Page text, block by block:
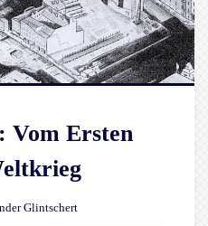
Vom Ersten
Glintschert